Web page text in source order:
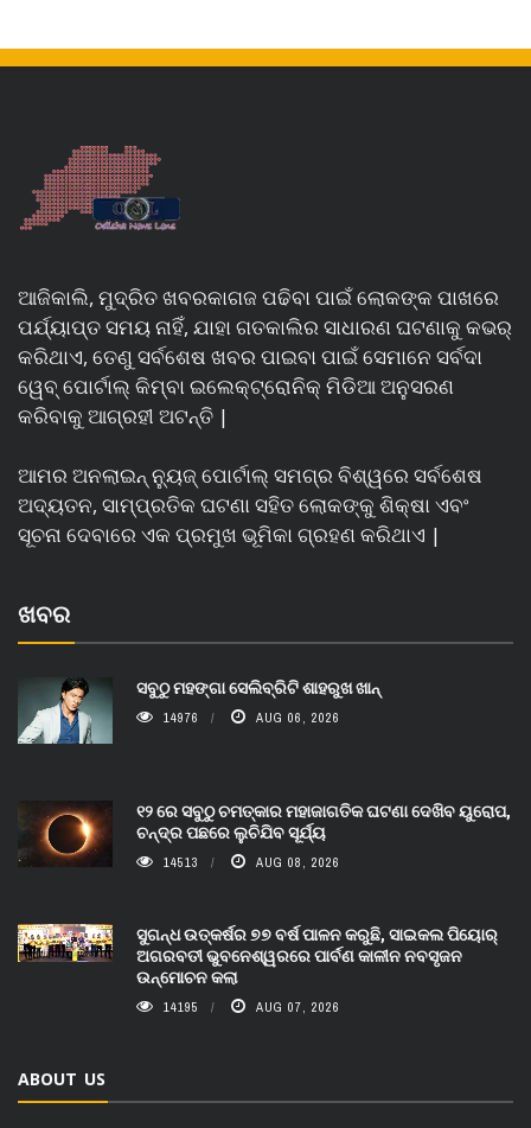
ଆଜିକାଲି, ମୁଦ୍ରିତ ଖବରକାଗଜ ପଢିବା ପାଇଁ ଲୋକଙ୍କ ପାଖରେ
ପର୍ଯ୍ୟାପ୍ତ ସମୟ ନାହିଁ, ଯାହା ଗତକାଲିର ସାଧାରଣ ଘଟଣାକୁ କଭର୍
କରିଥାଏ, ତେଣୁ ସର୍ବଶେଷ ଖବର ପାଇବା ପାଇଁ ସେମାନେ ସର୍ବଦା
ୱେବ୍ ପୋର୍ଟାଲ୍ କିମ୍ବା ଇଲେକ୍ଟ୍ରୋନିକ୍ ମିଡିଆ ଅନୁସରଣ
କରିବାକୁ ଆଗ୍ରହୀ ଅଟନ୍ତି |
ଆମର ଅନଲାଇନ୍ ନ୍ୟୁଜ୍ ପୋର୍ଟାଲ୍ ସମଗ୍ର ବିଶ୍ୱରେ ସର୍ବଶେଷ
ଅଦ୍ୟତନ, ସାମ୍ପ୍ରତିକ ଘଟଣା ସହିତ ଲୋକଙ୍କୁ ଶିକ୍ଷା ଏବଂ
ସୂଚନା ଦେବାରେ ଏକ ପ୍ରମୁଖ ଭୂମିକା ଗ୍ରହଣ କରିଥାଏ |
ଖବର
ସବୁଠୁ ମହଙ୍ଗା ସେଲିବ୍ରିଟି ଶାହରୁଖ ଖାନ୍
14976 AUG 06, 2026
୧୨ ରେ ସବୁଠୁ ଚମତ୍କାର ମହାଜାଗତିକ ଘଟଣା ଦେଖିବ ୟୁରୋପ,
ଚନ୍ଦ୍ର ପଛରେ ଲୁଚିଯିବ ସୂର୍ଯ୍ୟ
14513 AUG 08, 2026
ସୁଗନ୍ଧ ଉତ୍କର୍ଷର ୭୭ ବର୍ଷ ପାଳନ କରୁଛି, ସାଇକଲ ପିୟୋର୍‌
ଅଗରବତୀ ଭୁବନେଶ୍ୱରରେ ପାର୍ବଣ କାଳୀନ ନବସୃଜନ
ଉନ୍ମୋଚନ କଲା
14195 AUG 07, 2026
ABOUT US